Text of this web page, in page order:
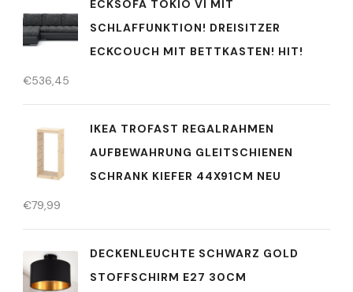
ECKSOFA TOKIO VI MIT
SCHLAFFUNKTION! DREISITZER
ECKCOUCH MIT BETTKASTEN! HIT!
€536,45
IKEA TROFAST REGALRAHMEN
AUFBEWAHRUNG GLEITSCHIENEN
SCHRANK KIEFER 44X91CM NEU
€79,99
DECKENLEUCHTE SCHWARZ GOLD
STOFFSCHIRM E27 30CM